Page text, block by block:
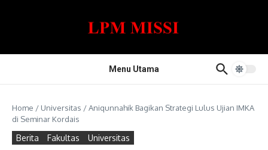
Menu Utama
Home / Universitas /Aniqunnahik Bagikan Strategi Lulus Ujian IMKA
di Seminar Kordais
Berita Fakultas Universitas